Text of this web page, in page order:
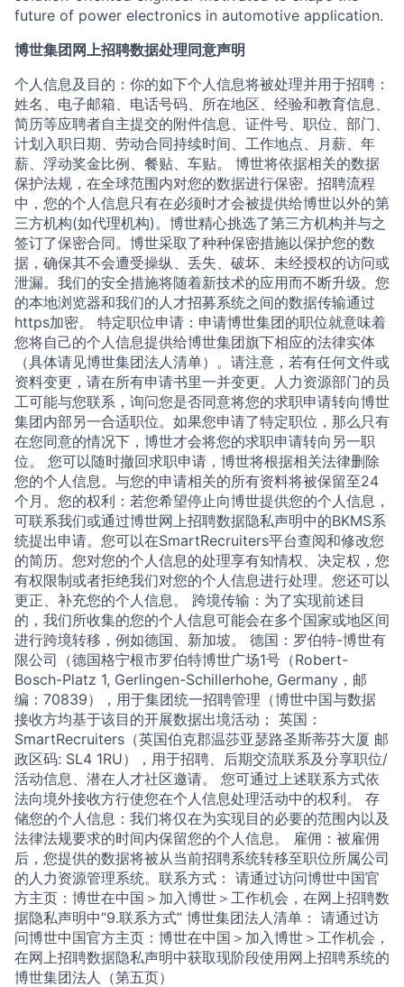
future of power electronics in automotive application.
博世集团网上招聘数据处理同意声明
个人信息及目的：你的如下个人信息将被处理并用于招聘：
姓名、电子邮箱、电话号码、所在地区、经验和教育信息、
简历等应聘者自主提交的附件信息、证件号、职位、部门、
计划入职日期、劳动合同持续时间、工作地点、月薪、年
薪、浮动奖金比例、餐贴、车贴。 博世将依据相关的数据
保护法规，在全球范围内对您的数据进行保密。招聘流程
中，您的个人信息只有在必须时才会被提供给博世以外的第
三方机构(如代理机构)。博世精心挑选了第三方机构并与之
签订了保密合同。博世采取了种种保密措施以保护您的数
据，确保其不会遭受操纵、丢失、破坏、未经授权的访问或
泄漏。我们的安全措施将随着新技术的应用而不断升级。您
的本地浏览器和我们的人才招募系统之间的数据传输通过
https加密。 特定职位申请：申请博世集团的职位就意味着
您将自己的个人信息提供给博世集团旗下相应的法律实体
（具体请见博世集团法人清单）。请注意，若有任何文件或
资料变更，请在所有申请书里一并变更。人力资源部门的员
工可能与您联系，询问您是否同意将您的求职申请转向博世
集团内部另一合适职位。如果您申请了特定职位，那么只有
在您同意的情况下，博世才会将您的求职申请转向另一职
位。 您可以随时撤回求职申请，博世将根据相关法律删除
您的个人信息。与您的申请相关的所有资料将被保留至24
个月。您的权利：若您希望停止向博世提供您的个人信息，
可联系我们或通过博世网上招聘数据隐私声明中的BKMS系
统提出申请。您可以在SmartRecruiters平台查阅和修改您
的简历。您对您的个人信息的处理享有知情权、决定权，您
有权限制或者拒绝我们对您的个人信息进行处理。您还可以
更正、补充您的个人信息。 跨境传输：为了实现前述目
的，我们所收集的您的个人信息可能会在多个国家或地区间
进行跨境转移，例如德国、新加坡。 德国：罗伯特-博世有
限公司（德国格宁根市罗伯特博世广场1号（Robert-
Bosch-Platz 1, Gerlingen-Schillerhohe, Germany，邮
编：70839），用于集团统一招聘管理（博世中国与数据
接收方均基于该目的开展数据出境活动； 英国：
SmartRecruiters（英国伯克郡温莎亚瑟路圣斯蒂芬大厦 邮
政区码: SL4 1RU），用于招聘、后期交流联系及分享职位/
活动信息、潜在人才社区邀请。 您可通过上述联系方式依
法向境外接收方行使您在个人信息处理活动中的权利。 存
储您的个人信息：我们将仅在为实现目的必要的范围内以及
法律法规要求的时间内保留您的个人信息。 雇佣：被雇佣
后，您提供的数据将被从当前招聘系统转移至职位所属公司
的人力资源管理系统。联系方式： 请通过访问博世中国官
方主页：博世在中国＞加入博世＞工作机会，在网上招聘数
据隐私声明中“9.联系方式” 博世集团法人清单： 请通过访
问博世中国官方主页：博世在中国＞加入博世＞工作机会，
在网上招聘数据隐私声明中获取现阶段使用网上招聘系统的
博世集团法人（第五页）